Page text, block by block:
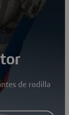
de rodilla